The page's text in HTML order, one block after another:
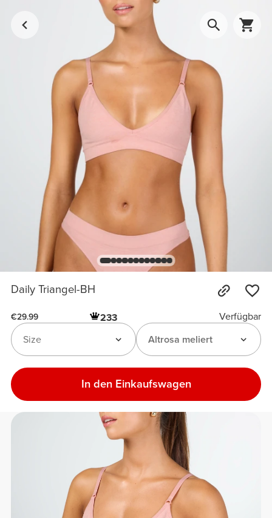
Daily Triangel-BH
€29.99 233
Verfügbar
Altrosa meliert
Size
In den Einkaufswagen